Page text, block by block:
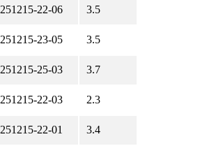
251215-22-06 3.5
251215-23-05 3.5
251215-25-03 3.7
251215-22-03 2.3
251215-22-01 3.4